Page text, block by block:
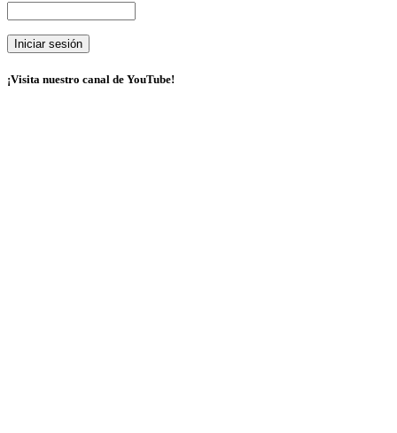
¡Visita nuestro canal de YouTube!